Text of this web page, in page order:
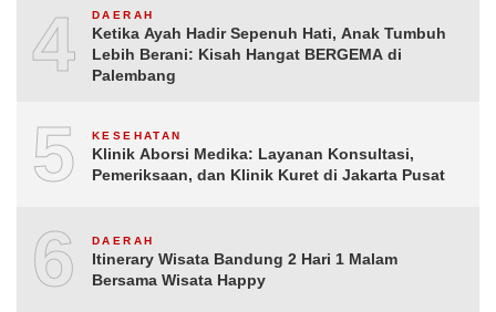
4 DAERAH
Ketika Ayah Hadir Sepenuh Hati, Anak Tumbuh
Lebih Berani: Kisah Hangat BERGEMA di
Palembang
5 KESEHATAN
Klinik Aborsi Medika: Layanan Konsultasi,
Pemeriksaan, dan Klinik Kuret di Jakarta Pusat
6 DAERAH
Itinerary Wisata Bandung 2 Hari 1 Malam
Bersama Wisata Happy